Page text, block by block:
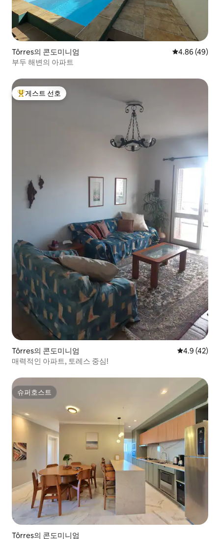
Tôrres의 콘도미니엄 평점 4.86점(5
4.86 (49)
부두 해변의 아파트
상위 게스트 선호
게스트 선호
Tôrres의 콘도미니엄 평점 4.9점(5
4.9 (42)
매력적인 아파트, 토레스 중심!
슈퍼호스트
슈퍼호스트
Tôrres의 콘도미니엄